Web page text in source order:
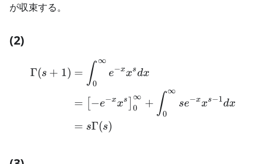
が収束する。
(2)
\begin{aligned}
Γ(s + 1) = ∫0
∞
e−xxsdx
= −e−xxs ]0
∞ + ∫0
∞
se−xxs−1dx
= sΓ(s)